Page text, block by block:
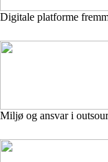
Digitale platforme
Miljø og ansvar i